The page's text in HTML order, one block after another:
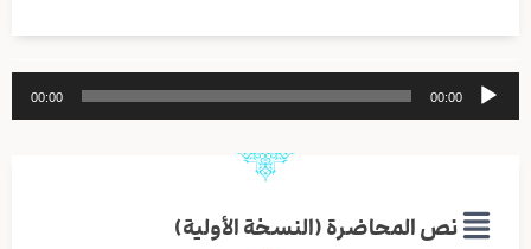
مشغل
الصوت
00:00
00:00
نص المحاضرة (النسخة الأولية)